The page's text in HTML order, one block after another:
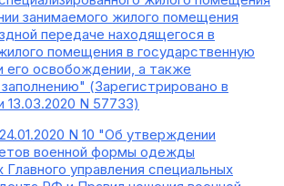
занимаемого жилого помещения
передаче находящегося в
помещения в государственную
его освобождении, а также
(Зарегистрировано в
N 57733)
N 10 "Об утверждении
военной формы одежды
управления специальных